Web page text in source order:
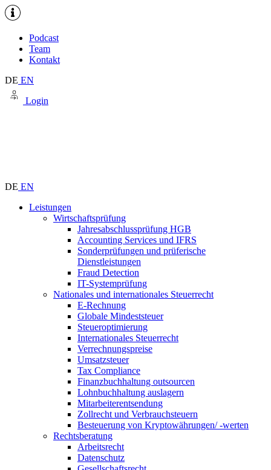
Podcast
Team
Kontakt
DE EN
Login
DE EN
Leistungen
Wirtschaftsprüfung
Jahresabschlussprüfung HGB
Accounting Services und IFRS
Sonderprüfungen und prüferische
Dienstleistungen
Fraud Detection
IT-Systemprüfung
Nationales und internationales Steuerrecht
E-Rechnung
Globale Mindeststeuer
Steueroptimierung
Internationales Steuerrecht
Verrechnungspreise
Umsatzsteuer
Tax Compliance
Finanzbuchhaltung outsourcen
Lohnbuchhaltung auslagern
Mitarbeiterentsendung
Zollrecht und Verbrauchsteuern
Besteuerung von Kryptowährungen/ -werten
Rechtsberatung
Arbeitsrecht
Datenschutz